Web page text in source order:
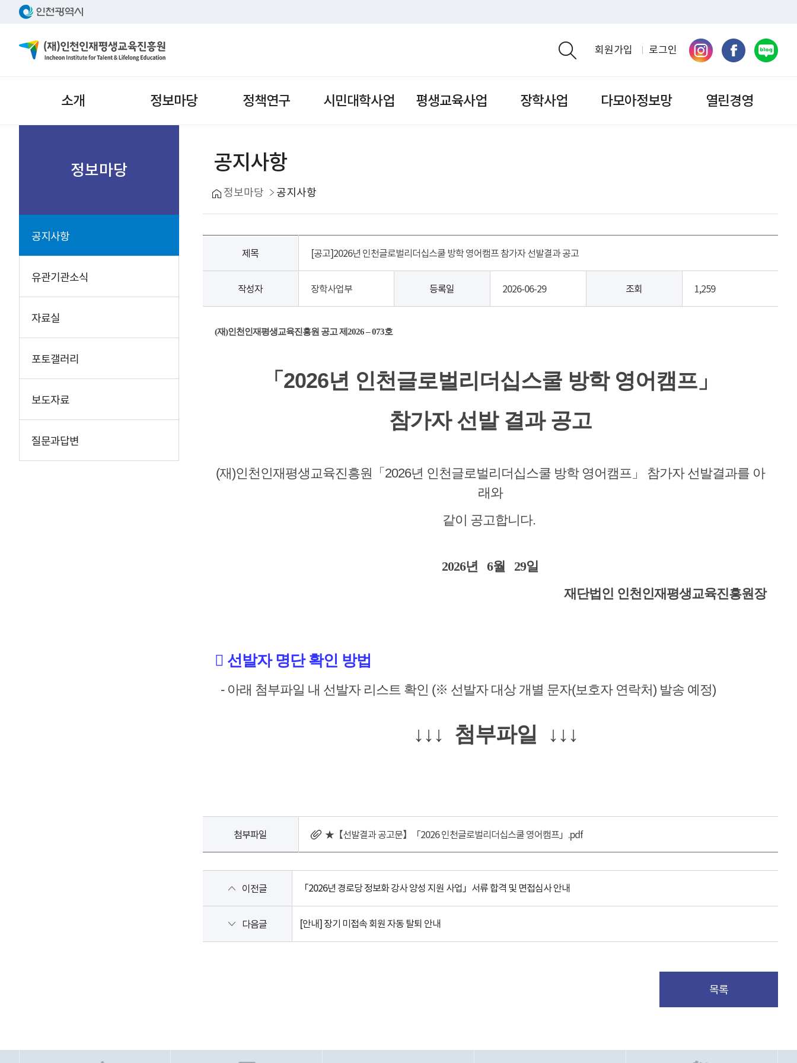
회원가입 로그인
소개 정보마당 정책연구 시민대학사업 평생교육사업 장학사업 다모아정보망 열린경영
정보마당
공지사항
유관기관소식
자료실
포토갤러리
보도자료
질문과답변
공지사항
정보마당 공지사항
제목 [공고]2026년 인천글로벌리더십스쿨 방학 영어캠프 참가자 선발결과 공고
작성자 장학사업부 등록일 2026-06-29 조회 1,259
(재)인천인재평생교육진흥원 공고 제 2026–073호
「2026년 인천글로벌리더십스쿨 방학 영어캠프」
참가자 선발 결과 공고
(재)인천인재평생교육진흥원「2026년 인천글로벌리더십스쿨 방학 영어캠프」 참가자 선발결과를 아
래와
같이 공고합니다.
2026년 6월 29일
재단법인 인천인재평생교육진흥원장
󰏚 선발자 명단 확인 방법
- 아래 첨부파일 내 선발자 리스트 확인 (※ 선발자 대상 개별 문자(보호자 연락처) 발송 예정)
↓↓↓ 첨부파일 ↓↓↓
첨부파일 ★【선발결과 공고문】「2026 인천글로벌리더십스쿨 영어캠프」.pdf
이전글 「2026년 경로당 정보화 강사 양성 지원 사업」서류 합격 및 면접심사 안내
다음글 [안내] 장기 미접속 회원 자동 탈퇴 안내
목록